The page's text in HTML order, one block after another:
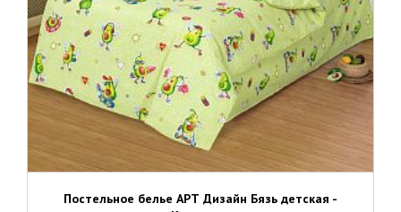
Постельное белье АРТ Дизайн Бязь детская -